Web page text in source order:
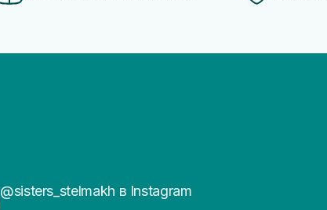
@sisters_stelmakh в Instagram